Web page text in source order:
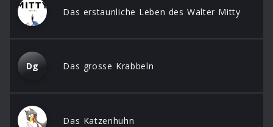
Das erstaunliche Leben des Walter Mitty
Dg Das grosse Krabbeln
Das Katzenhuhn